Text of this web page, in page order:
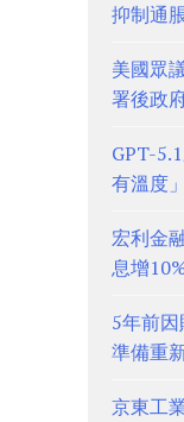
抑制通
美國眾
署後政
GPT-
有溫度」
宏利金
息增
5年前
準備重
京東工